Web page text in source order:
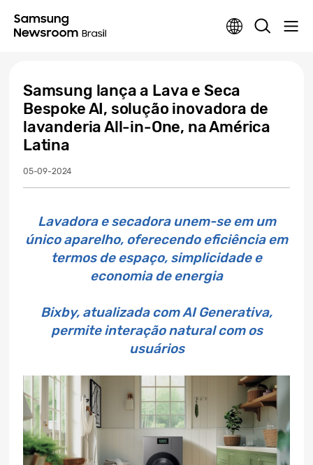
Samsung lança a Lava e Seca
Bespoke AI, solução inovadora de
lavanderia All-in-One, na América
Latina
05-09-2024
Lavadora e secadora unem-se em um
único aparelho, oferecendo eficiência em
termos de espaço, simplicidade e
economia de energia
Bixby, atualizada com AI Generativa,
permite interação natural com os
usuários